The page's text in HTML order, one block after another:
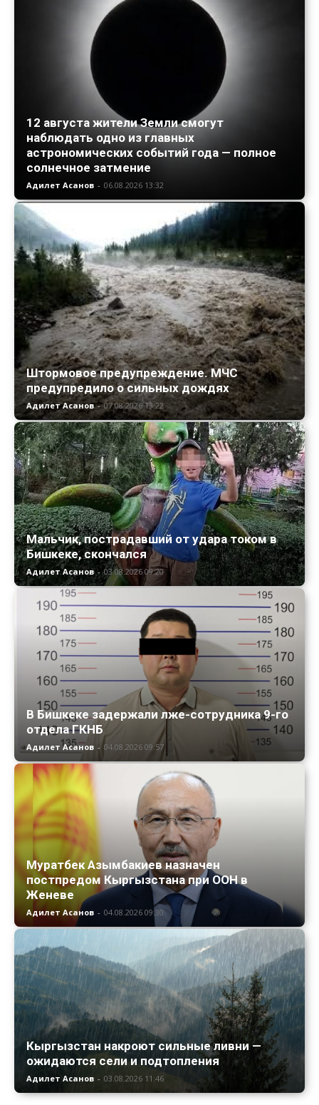
12 августа жители Земли смогут
наблюдать одно из главных
астрономических событий года — полное
солнечное затмение
Адилет Асанов - 06.08.2026 13:32
Штормовое предупреждение. МЧС
предупредило о сильных дождях
Адилет Асанов - 07.08.2026 13:22
Мальчик, пострадавший от удара током в
Бишкеке, скончался
Адилет Асанов - 03.08.2026 09:20
В Бишкеке задержали лже-сотрудника 9-го
отдела ГКНБ
Адилет Асанов - 04.08.2026 09:57
Муратбек Азымбакиев назначен
постпредом Кыргызстана при ООН в
Женеве
Адилет Асанов - 04.08.2026 09:30
Кыргызстан накроют сильные ливни —
ожидаются сели и подтопления
Адилет Асанов - 03.08.2026 11:46